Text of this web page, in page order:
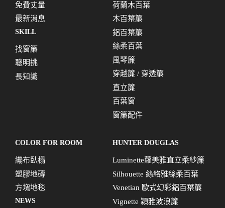
免費丈量
最新消息
SKILL
找窗簾
聰明挑
長知識
荷蘭木百葉
木百葉簾
鋁百葉簾
絲柔百葉
風琴簾
穿越簾 / 穿透簾
直立簾
百葉窗
窗簾配件
COLOR FOR ROOM
繃布臥榻
塑膠地磚
方塊地毯
NEWS
HUNTER DOUGLAS
Luminette蘿美雅直立柔紗簾
Silhouette 絲絡雅絲柔百葉
Venetian 歐式幻彩鋁百葉簾
Vignette 穎雅波浪簾